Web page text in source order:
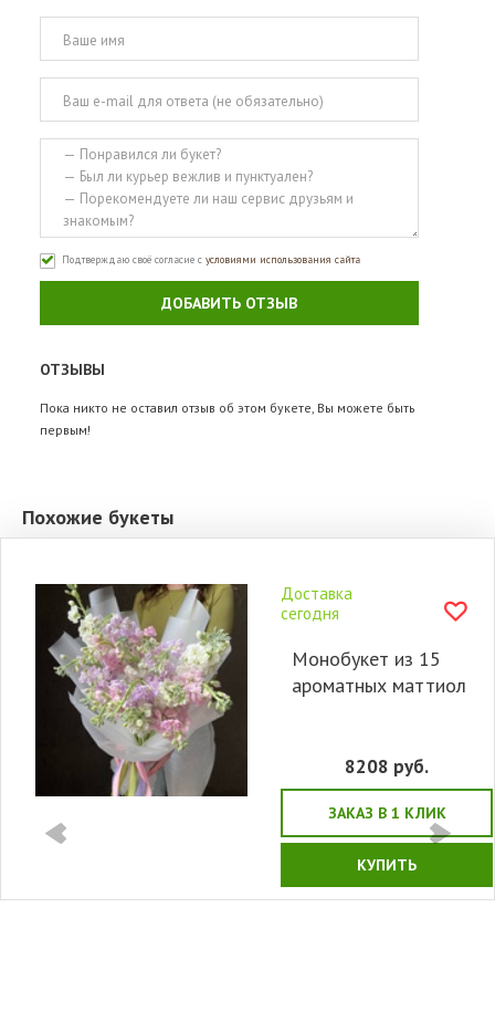
Подтверждаю своё согласие с условиями использования сайта
ДОБАВИТЬ ОТЗЫВ
ОТЗЫВЫ
Пока никто не оставил отзыв об этом букете, Вы можете быть
первым!
Похожие букеты
Доставка
сегодня
Монобукет из 15
ароматных маттиол
8208 руб.
ЗАКАЗ В 1 КЛИК
КУПИТЬ